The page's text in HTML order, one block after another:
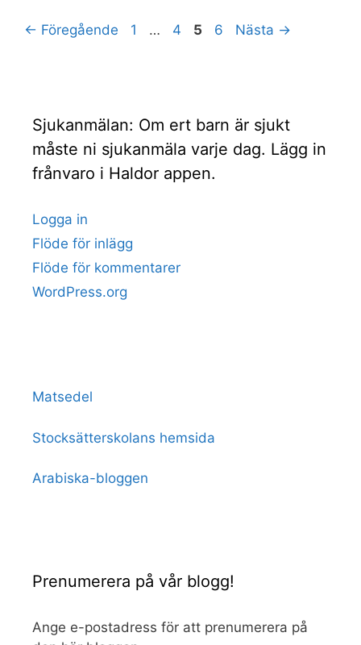
← Föregående Sida
1 … Sida
4 Sida
5 Sida
6 Nästa →
Sjukanmälan: Om ert barn är sjukt
måste ni sjukanmäla varje dag. Lägg in
frånvaro i Haldor appen.
Logga in
Flöde för inlägg
Flöde för kommentarer
WordPress.org
Matsedel
Stocksätterskolans hemsida
Arabiska-bloggen
Prenumerera på vår blogg!
Ange e-postadress för att prenumerera på